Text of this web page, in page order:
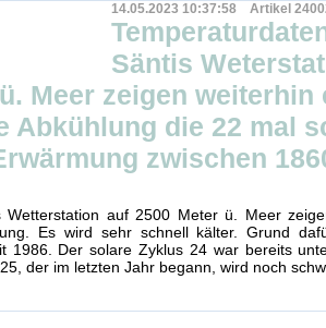
14.05.2023 10:37:58 Artikel
Säntis
Meer zeigen weiterhin
Abkühlung die 22 mal
zwischen
Wetterstation auf 2500 Meter ü. Meer
Es wird sehr schnell kälter. Grund
1986. Der solare Zyklus 24 war bereits
der im letzten Jahr begann, wird noch